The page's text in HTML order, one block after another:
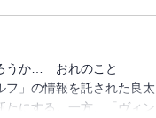
うか… おれのこと
」の情報を託された良太
にする。一方、「ヴィン